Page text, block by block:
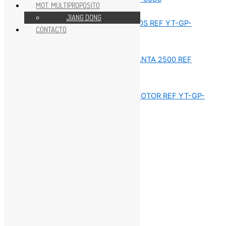
REPUESTOS GK160-200
MOT. MULTIPROPOSITO
JIANG DONG
CONTACTO